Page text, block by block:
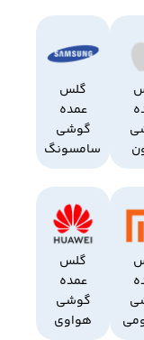
گلس
عمده
گوشی
سامسونگ
گلس
عمده
گوشی
هواوی